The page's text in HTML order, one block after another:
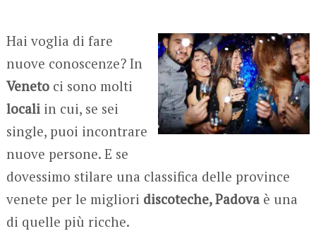
Hai voglia di fare
nuove conoscenze? In
Venetoci sono molti
localiin cui, se sei
single, puoi incontrare
nuove persone. E se
dovessimo stilare una classifica delle province
venete per le migliori discoteche, Padovaè una
di quelle più ricche.